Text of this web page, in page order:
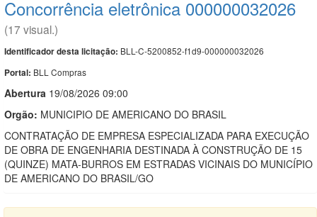
Concorrência eletrônica 000000032026
(17 visual.)
Identificador desta licitação: BLL-C-5200852-f1d9-000000032026
Portal: BLL Compras
Abertura 19/08/2026 09:00
Orgão: MUNICIPIO DE AMERICANO DO BRASIL
CONTRATAÇÃO DE EMPRESA ESPECIALIZADA PARA EXECUÇÃO
DE OBRA DE ENGENHARIA DESTINADA À CONSTRUÇÃO DE 15
(QUINZE) MATA-BURROS EM ESTRADAS VICINAIS DO MUNICÍPIO
DE AMERICANO DO BRASIL/GO